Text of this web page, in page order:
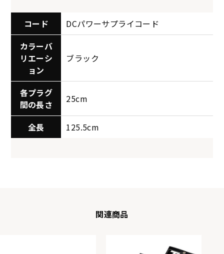
コード
DCパワーサプライコード
カラーバ
リエーシ
ョン
ブラック
各プラグ
間の長さ
25cm
全長 125.5cm
関連商品